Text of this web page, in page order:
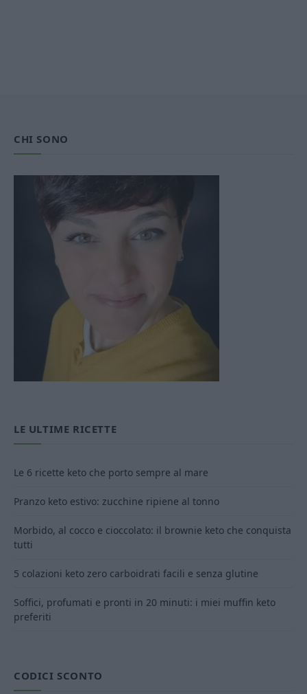
CHI SONO
LE ULTIME RICETTE
Le 6 ricette keto che porto sempre al mare
Pranzo keto estivo: zucchine ripiene al tonno
Morbido, al cocco e cioccolato: il brownie keto che conquista
tutti
5 colazioni keto zero carboidrati facili e senza glutine
Soffici, profumati e pronti in 20 minuti: i miei muffin keto
preferiti
CODICI SCONTO